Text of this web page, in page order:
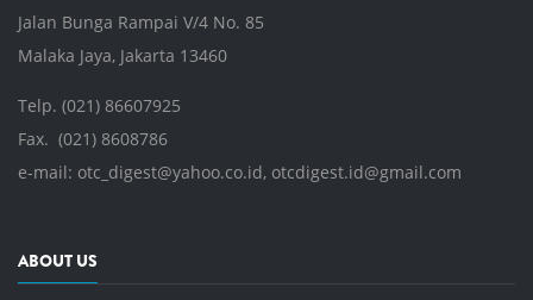
Jalan Bunga Rampai V/4 No. 85
Malaka Jaya, Jakarta 13460
Telp. (021) 86607925
Fax. (021) 8608786
e-mail: otc_digest@yahoo.co.id, otcdigest.id@gmail.com
ABOUT US